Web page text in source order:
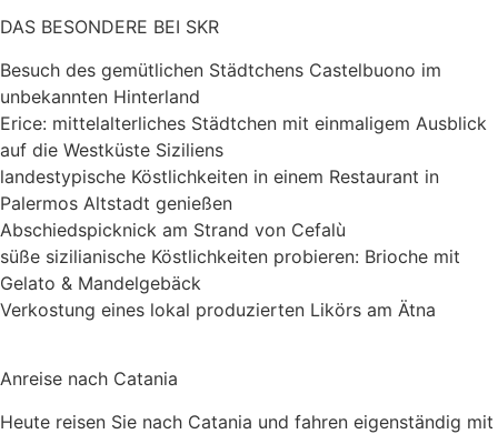
DAS BESONDERE BEI SKR
Besuch des gemütlichen Städtchens Castelbuono im
unbekannten Hinterland
Erice: mittelalterliches Städtchen mit einmaligem Ausblick
auf die Westküste Siziliens
landestypische Köstlichkeiten in einem Restaurant in
Palermos Altstadt genießen
Abschiedspicknick am Strand von Cefalù
süße sizilianische Köstlichkeiten probieren: Brioche mit
Gelato & Mandelgebäck
Verkostung eines lokal produzierten Likörs am Ätna
Anreise nach Catania
Heute reisen Sie nach Catania und fahren eigenständig mit